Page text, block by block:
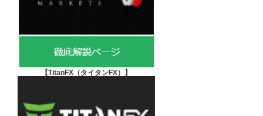
【TitanFX（タイタンFX） 】